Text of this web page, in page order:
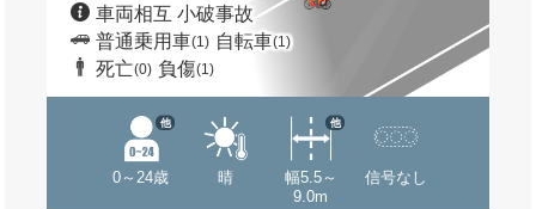
車両相互 小破事故
普通乗用車(1) 自転車(1)
死亡(0) 負傷(1)
0～24歳
他
晴
幅5.5～
9.0m
他
信号なし